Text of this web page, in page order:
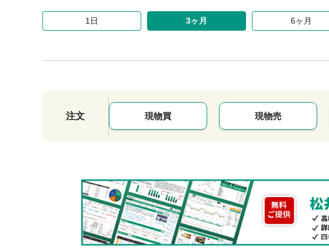
1日 3ヶ月 6ヶ月
注文 現物買 現物売